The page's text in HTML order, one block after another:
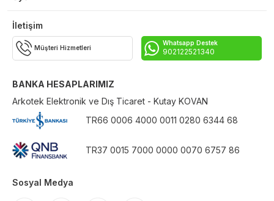
İletişim
Müşteri Hizmetleri
Whatsapp Destek
902122521340
BANKA HESAPLARIMIZ
Arkotek Elektronik ve Dış Ticaret - Kutay KOVAN
TR66 0006 4000 0011 0280 6344 68
TR37 0015 7000 0000 0070 6757 86
Sosyal Medya